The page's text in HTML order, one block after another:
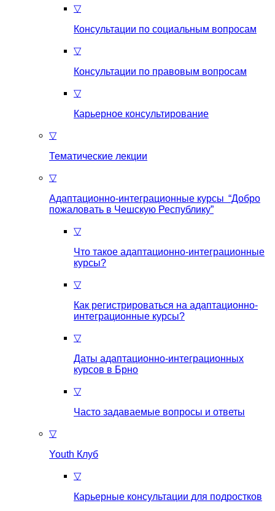
▽
Консультации по социальным вопросам
▽
Консультации по правовым вопросам
▽
Карьерное консультирование
▽
Тематические лекции
▽
Адаптационно-интеграционные курсы “Добро
пожаловать в Чешскую Республику”
▽
Что такое aдаптационно-интеграционные
курсы?
▽
Как регистрироваться на aдаптационно-
интеграционные курсы?
▽
Даты адаптационно-интеграционных
курсов в Брно
▽
Часто задаваемые вопросы и ответы
▽
Youth Клуб
▽
Карьерные консультации для подростков